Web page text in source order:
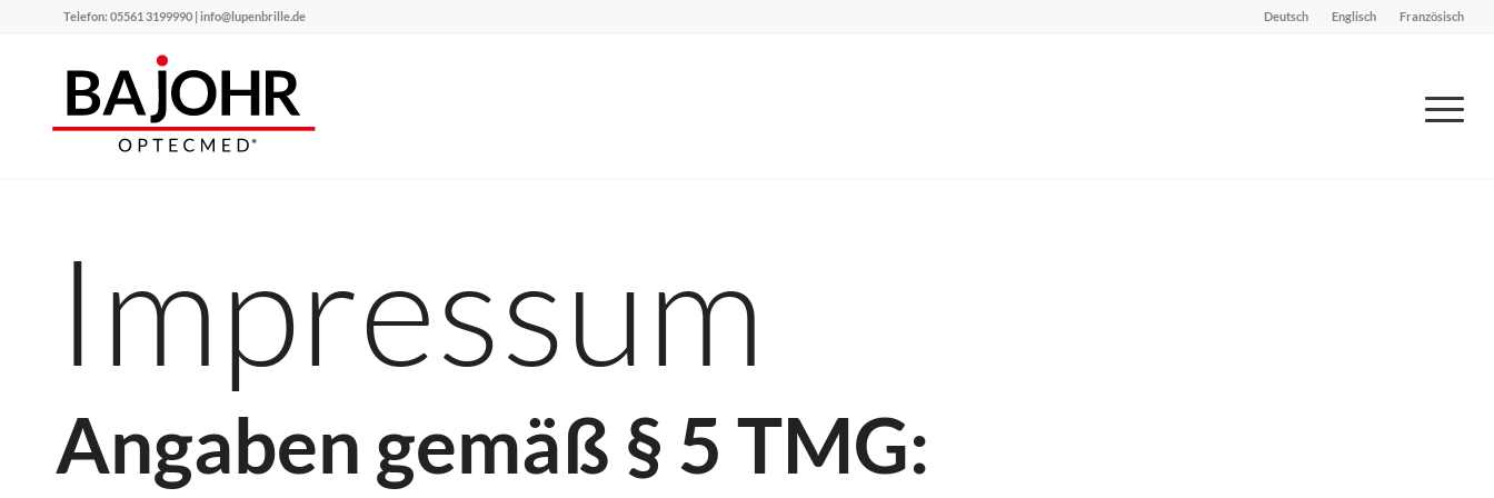
Deutsch Englisch Französisch
Telefon: 05561 3199990 | info@lupenbrille.de
Impressum
Angaben gemäß § 5 TMG: